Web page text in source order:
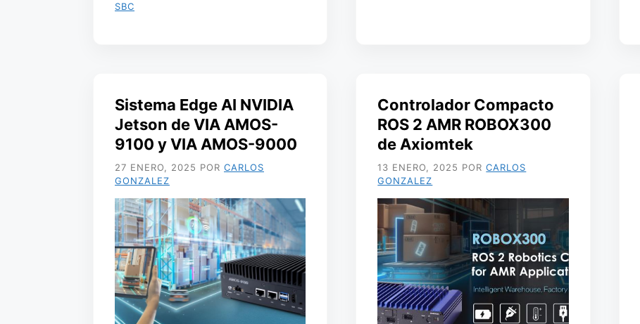
SBC
Sistema Edge AI NVIDIA
Jetson de VIA AMOS-
9100 y VIA AMOS-9000
27 ENERO, 2025 POR CARLOS
GONZALEZ
Controlador Compacto
ROS 2 AMR ROBOX300
de Axiomtek
13 ENERO, 2025 PORCARLOS
GONZALEZ